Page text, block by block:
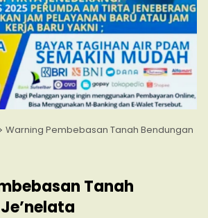
Warning Pembebasan Tanah Bendungan
Tanah